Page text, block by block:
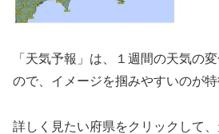
「天気予報」は、１週間の天気の
ので、イメージを掴みやすいのが特
詳しく見たい府県をクリックして